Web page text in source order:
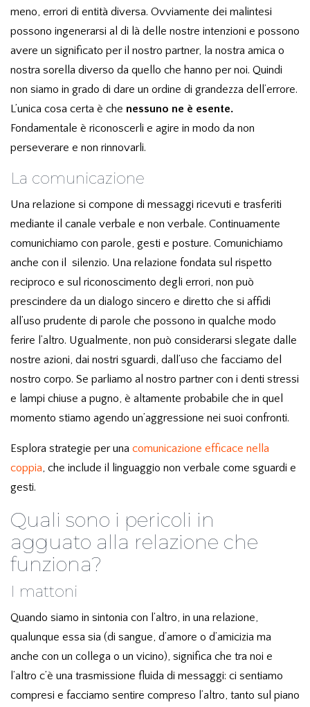
meno, errori di entità diversa. Ovviamente dei malintesi
possono ingenerarsi al di là delle nostre intenzioni e possono
avere un significato per il nostro partner, la nostra amica o
nostra sorella diverso da quello che hanno per noi. Quindi
non siamo in grado di dare un ordine di grandezza dell’errore.
L’unica cosa certa è che nessuno ne è esente.
Fondamentale è riconoscerli e agire in modo da non
perseverare e non rinnovarli.
La comunicazione
Una relazione si compone di messaggi ricevuti e trasferiti
mediante il canale verbale e non verbale. Continuamente
comunichiamo con parole, gesti e posture. Comunichiamo
anche con il
silenzio. Una relazione fondata sul rispetto
reciproco e sul riconoscimento degli errori, non può
prescindere da un dialogo sincero e diretto che si affidi
all’uso prudente di parole che possono in qualche modo
ferire l’altro. Ugualmente, non può considerarsi slegate dalle
nostre azioni, dai nostri sguardi, dall’uso che facciamo del
nostro corpo. Se parliamo al nostro partner con i denti stressi
e lampi chiuse a pugno, è altamente probabile che in quel
momento stiamo agendo un’aggressione nei suoi confronti.
Esplora strategie per una comunicazione efficace nella
coppia, che include il linguaggio non verbale come sguardi e
gesti.
Quali sono i pericoli in
agguato alla relazione che
funziona?
I mattoni
Quando siamo in sintonia con l’altro, in una relazione,
qualunque essa sia (di sangue, d’amore o d’amicizia ma
anche con un collega o un vicino), significa che tra noi e
l’altro c’è una trasmissione fluida di messaggi: ci sentiamo
compresi e facciamo sentire compreso l’altro, tanto sul piano